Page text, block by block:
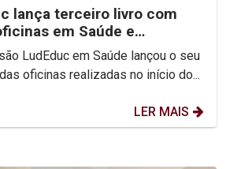
lança terceiro livro com
em Saúde e
LudEduc em Saúde lançou o seu
oficinas realizadas no início do...
LER MAIS